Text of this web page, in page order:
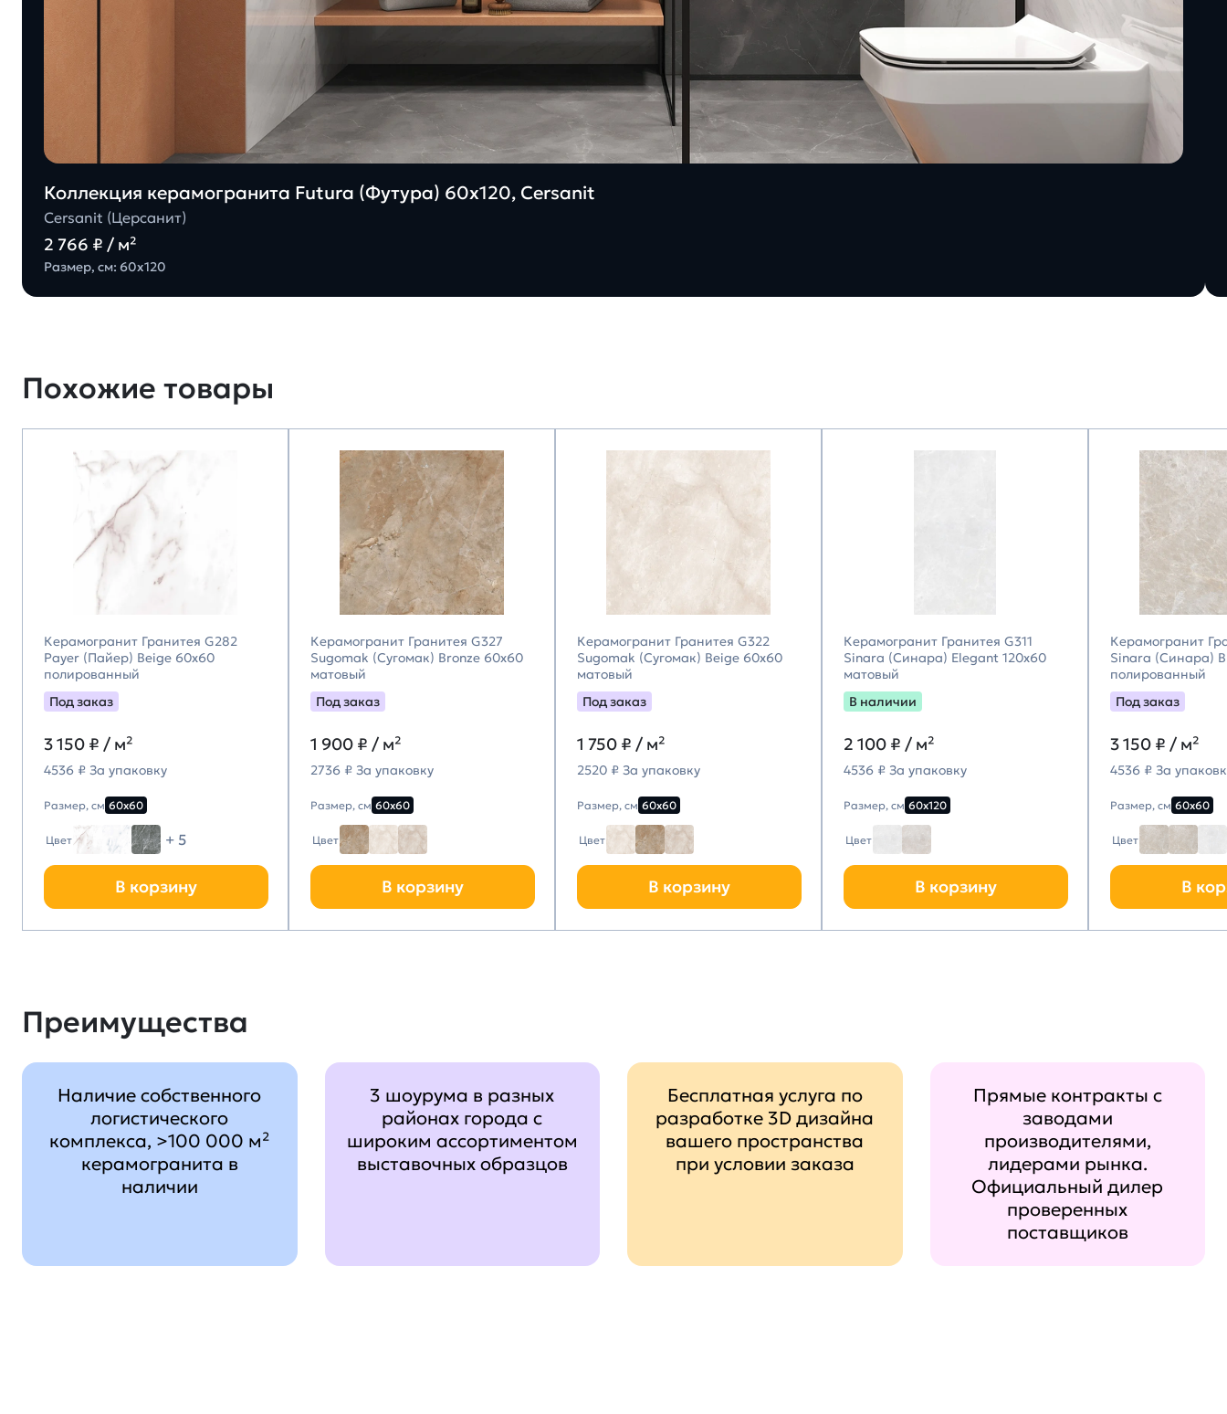
Коллекция керамогранита Futura (Футура) 60х120, Cersanit
Cersanit (Церсанит)
2 766 ₽ / м²
Размер, см: 60х120
Похожие товары
Керамогранит Гранитея G282
Payer (Пайер) Beige 60х60
полированный
Под заказ
3 150 ₽ / м²
4536 ₽ За упаковку
Размер, см 60х60
Цвет + 5
В корзину
Керамогранит Гранитея G327
Sugomak (Сугомак) Bronze 60х60
матовый
Под заказ
1 900 ₽ / м²
2736 ₽ За упаковку
Размер, см 60х60
Цвет
В корзину
Керамогранит Гранитея G322
Sugomak (Сугомак) Beige 60х60
матовый
Под заказ
1 750 ₽ / м²
2520 ₽ За упаковку
Размер, см 60х60
Цвет
В корзину
Керамогранит Гранитея G311
Sinara (Синара) Elegant 120х60
матовый
В наличии
2 100 ₽ / м²
4536 ₽ За упаковку
Размер, см 60х120
Цвет
В корзину
Керамогранит
Sinara (Синара)
полированный
Под заказ
3 150 ₽ / м²
4536 ₽ За
Размер, см 60х60
Цвет
В
Преимущества
Наличие собственного
логистического
комплекса, >100 000 м²
керамогранита в
наличии
3 шоурума в разных
районах города с
широким ассортиментом
выставочных образцов
Бесплатная услуга по
разработке 3D дизайна
вашего пространства
при условии заказа
Прямые контракты с
заводами
производителями,
лидерами рынка.
Официальный дилер
проверенных
поставщиков